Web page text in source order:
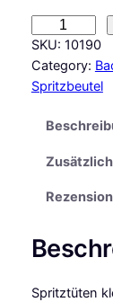
a
k
e
s
a
SKU: 10190
Category:
Spritzbeutel
Spritztüten